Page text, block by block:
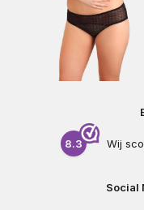
8.3 Wij
Social